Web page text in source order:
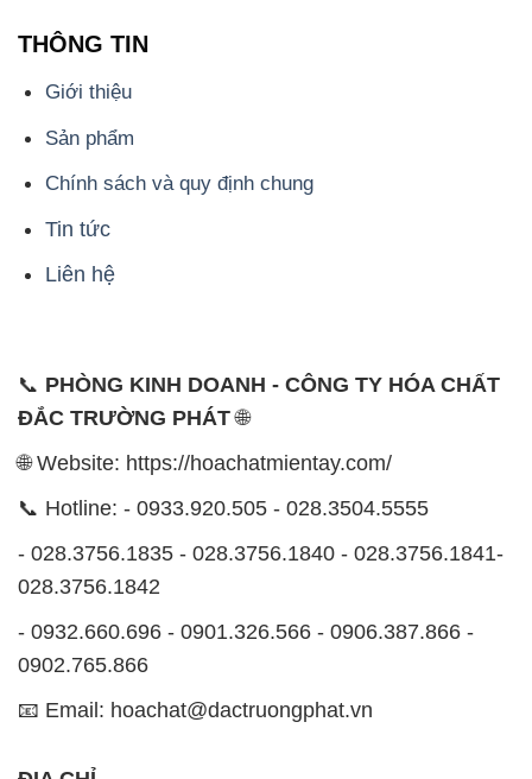
THÔNG TIN
Giới thiệu
Sản phẩm
Chính sách và quy định chung
Tin tức
Liên hệ
📞 PHÒNG KINH DOANH - CÔNG TY HÓA CHẤT
ĐẮC TRƯỜNG PHÁT🌐
🌐 Website: https://hoachatmientay.com/
📞 Hotline: - 0933.920.505 - 028.3504.5555
- 028.3756.1835 - 028.3756.1840 - 028.3756.1841-
028.3756.1842
- 0932.660.696 - 0901.326.566 - 0906.387.866 -
0902.765.866
📧 Email: hoachat@dactruongphat.vn